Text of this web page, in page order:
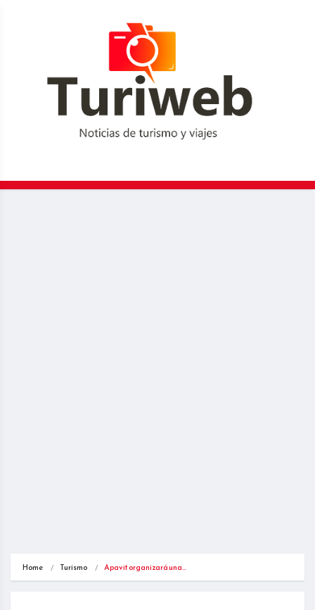
Home Turismo Apavit organizará una…